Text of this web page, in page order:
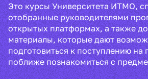
Это курсы Университета ИТМО,
отобранные руководителями
открытых платформах, а также
материалы, которые дают
подготовиться к поступлению на
поближе познакомиться с